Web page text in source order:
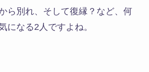
ら別れ、そして復縁？など、何
になる2人ですよね。